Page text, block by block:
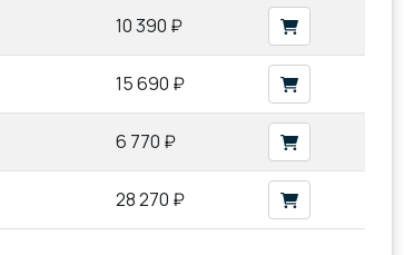
10 390 ₽
15 690 ₽
6 770 ₽
28 270 ₽